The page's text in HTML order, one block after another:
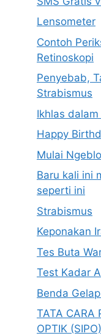
Lensometer
Contoh
Retinoskopi
Penyebab,
Strabismus
Ikhlas
Happy
Mulai
Baru kali ini
seperti ini
Strabismus
Keponakan
Tes Buta
Test Kadar
Benda
TATA CARA
OPTIK (SIPO)